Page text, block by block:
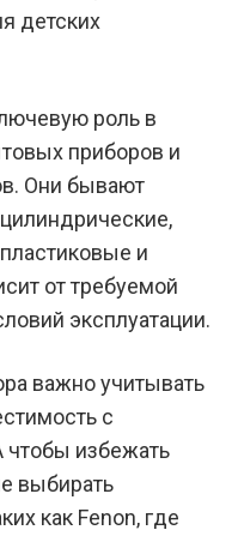
детских
роль в
приборов и
Они бывают
и
от требуемой
эксплуатации.
важно учитывать
с
избежать
выбирать
как Fenon, где